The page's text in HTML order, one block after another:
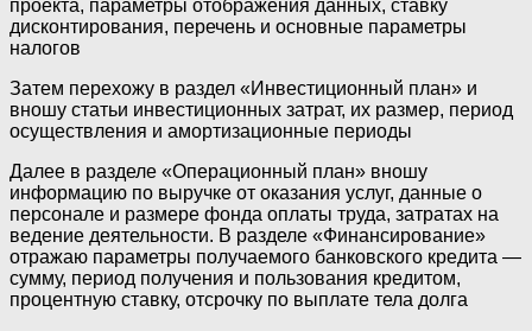
проекта, параметры отображения данных, ставку
дисконтирования, перечень и основные параметры
налогов
Затем перехожу в раздел «Инвестиционный план» и
вношу статьи инвестиционных затрат, их размер, период
осуществления и амортизационные периоды
Далее в разделе «Операционный план» вношу
информацию по выручке от оказания услуг, данные о
персонале и размере фонда оплаты труда, затратах на
ведение деятельности. В разделе «Финансирование»
отражаю параметры получаемого банковского кредита —
сумму, период получения и пользования кредитом,
процентную ставку, отсрочку по выплате тела долга